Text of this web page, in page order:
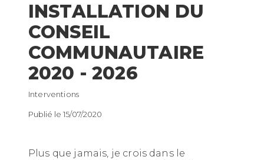
INSTALLATION DU
CONSEIL
COMMUNAUTAIRE
2020 - 2026
Interventions
Publié le 15/07/2020
Plus que jamais, je crois dans le